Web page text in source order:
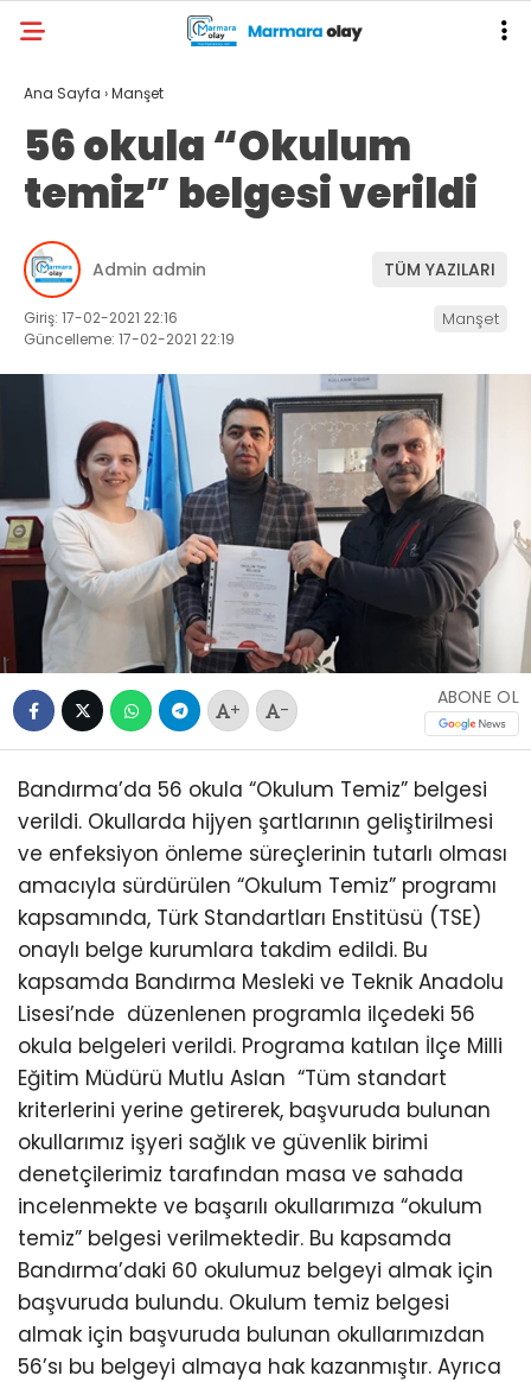
Ana Sayfa ›Manşet
56 okula “Okulum
temiz” belgesi verildi
Admin admin TÜM YAZILARI
Giriş: 17-02-2021 22:16
Güncelleme: 17-02-2021 22:19
Manşet
+ -
ABONE OL
Bandırma’da 56 okula “Okulum Temiz” belgesi
verildi. Okullarda hijyen şartlarının geliştirilmesi
ve enfeksiyon önleme süreçlerinin tutarlı olması
amacıyla sürdürülen “Okulum Temiz” programı
kapsamında, Türk Standartları Enstitüsü (TSE)
onaylı belge kurumlara takdim edildi. Bu
kapsamda Bandırma Mesleki ve Teknik Anadolu
Lisesi’nde düzenlenen programla ilçedeki 56
okula belgeleri verildi. Programa katılan İlçe Milli
Eğitim Müdürü Mutlu Aslan “Tüm standart
kriterlerini yerine getirerek, başvuruda bulunan
okullarımız işyeri sağlık ve güvenlik birimi
denetçilerimiz tarafından masa ve sahada
incelenmekte ve başarılı okullarımıza “okulum
temiz” belgesi verilmektedir. Bu kapsamda
Bandırma’daki 60 okulumuz belgeyi almak için
başvuruda bulundu. Okulum temiz belgesi
almak için başvuruda bulunan okullarımızdan
56’sı bu belgeyi almaya hak kazanmıştır. Ayrıca